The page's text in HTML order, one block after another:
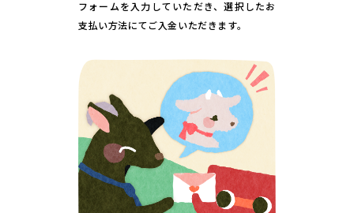
フォームを入力していただき、選択したお
支払い方法にてご入金いただきます。